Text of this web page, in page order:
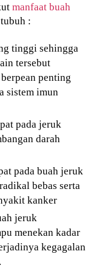
manfaat buah
:
tinggi sehingga
tersebut
penting
sistem imun
pada jeruk
darah
pada buah jeruk
bebas serta
kanker
jeruk
menekan kadar
kegagalan